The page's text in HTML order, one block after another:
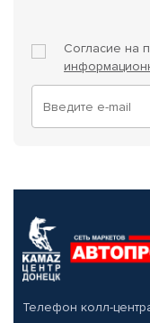
Согласие на
Телефон колл-